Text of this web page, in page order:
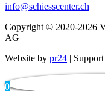
info@schiesscenter.ch
Copyright © 2020-2026
AG
Website by pr24 |
0